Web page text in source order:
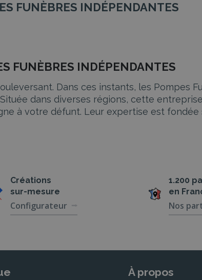
FUNÈBRES INDÉPENDANTES
FUNÈBRES INDÉPENDANTES
Dans ces instants, les Pompes
dans diverses régions, cette
à votre défunt. Leur expertise est fondée
en charge totale de toutes les
bénéficiez d’une organisation
par les POMPES FUNÈBRES
Créations
sur-mesure
Configurateur
1.200
en
Nos
À propos